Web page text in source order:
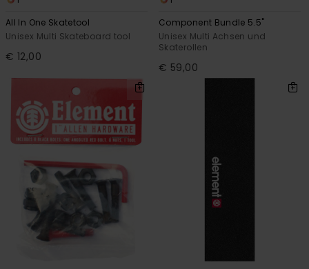
All In One Skatetool
Unisex Multi Skateboard tool
€ 12,00
Component Bundle 5.5"
Unisex Multi Achsen und
Skaterollen
€ 59,00